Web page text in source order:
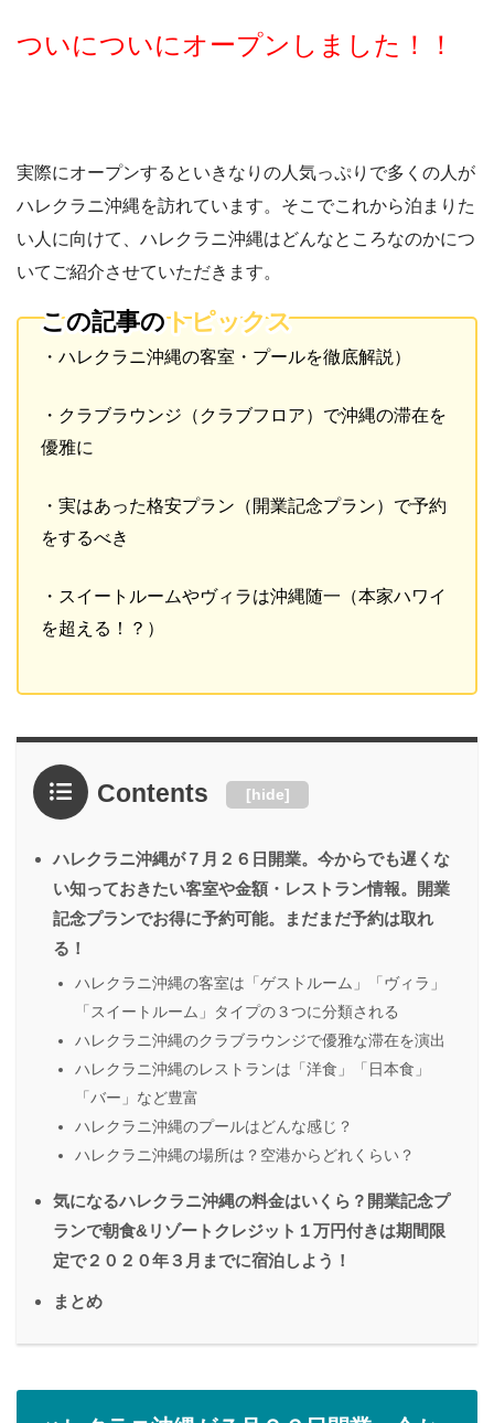
ついについにオープンしました！！
実際にオープンするといきなりの人気っぷりで多くの人が
ハレクラニ沖縄を訪れています。そこでこれから泊まりた
い人に向けて、ハレクラニ沖縄はどんなところなのかにつ
いてご紹介させていただきます。
この記事のトピックス
・ハレクラニ沖縄の客室・プールを徹底解説）
・クラブラウンジ（クラブフロア）で沖縄の滞在を
優雅に
・実はあった格安プラン（開業記念プラン）で予約
をするべき
・スイートルームやヴィラは沖縄随一（本家ハワイ
を超える！？）
Contents [hide]
ハレクラニ沖縄が７月２６日開業。今からでも遅くな
い知っておきたい客室や金額・レストラン情報。開業
記念プランでお得に予約可能。まだまだ予約は取れ
る！
ハレクラニ沖縄の客室は「ゲストルーム」「ヴィラ」
「スイートルーム」タイプの３つに分類される
ハレクラニ沖縄のクラブラウンジで優雅な滞在を演出
ハレクラニ沖縄のレストランは「洋食」「日本食」
「バー」など豊富
ハレクラニ沖縄のプールはどんな感じ？
ハレクラニ沖縄の場所は？空港からどれくらい？
気になるハレクラニ沖縄の料金はいくら？開業記念プ
ランで朝食&リゾートクレジット１万円付きは期間限
定で２０２０年３月までに宿泊しよう！
まとめ